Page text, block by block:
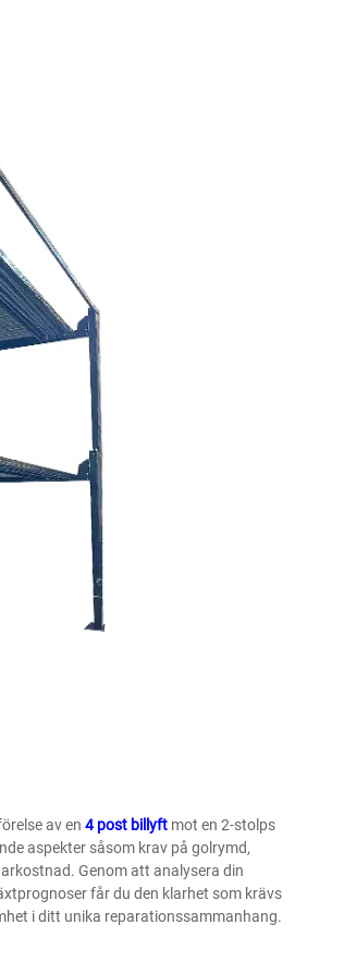
av en 4 post billyft mot en 2-stolps
aspekter såsom krav på golrymd,
Genom att analysera din
får du den klarhet som krävs
i ditt unika reparationssammanhang.